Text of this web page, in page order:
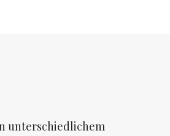
unterschiedlichem